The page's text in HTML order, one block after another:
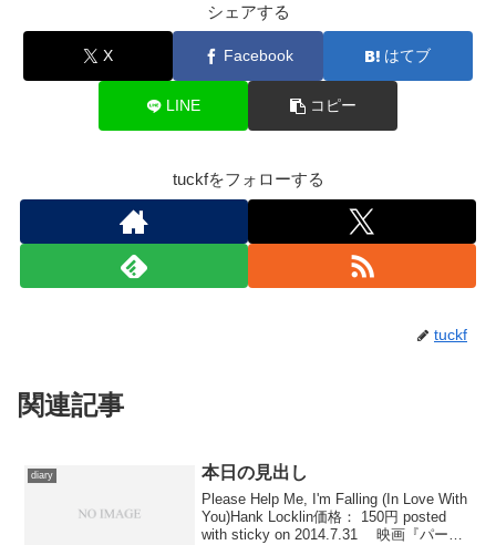
シェアする
X Facebook はてブ
LINE コピー
tuckfをフォローする
tuckf
関連記事
diary 本日の見出し
Please Help Me, I'm Falling (In Love With
You)Hank Locklin価格： 150円 posted
with sticky on 2014.7.31 映画『パーフ